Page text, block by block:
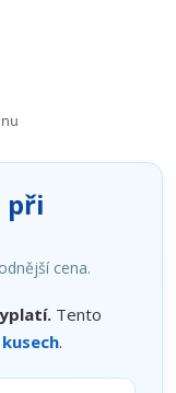
při
cena.
Tento
.